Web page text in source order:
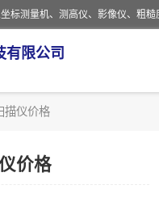
有限公司
描仪价格
价格